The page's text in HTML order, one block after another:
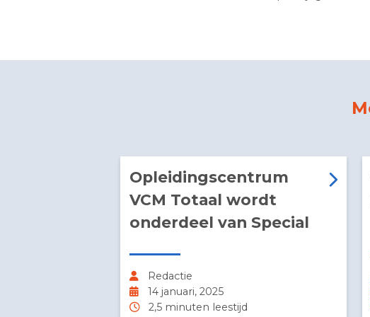
Mooie
Opleidingscentrum
VCM Totaal wordt